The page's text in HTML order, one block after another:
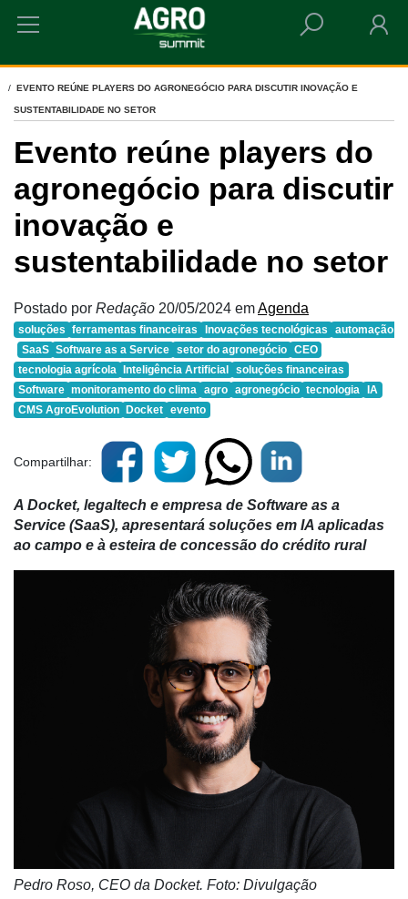
HOME
EVENTO REÚNE PLAYERS DO AGRONEGÓCIO PARA DISCUTIR INOVAÇÃO E
SUSTENTABILIDADE NO SETOR
Evento reúne players do
agronegócio para discutir
inovação e
sustentabilidade no setor
Postado por Redação 20/05/2024 emAgenda
soluções ferramentas financeiras Inovações tecnológicas
automação
SaaS Software as a Service setor do agronegócio CEO
tecnologia agrícola
Inteligência Artificial
soluções financeiras
Software monitoramento do clima agro agronegócio tecnologia
IA
CMS AgroEvolution
Docket evento
Compartilhar:
A Docket, legaltech e empresa de Software as a
Service (SaaS), apresentará soluções em IA aplicadas
ao campo e à esteira de concessão do crédito rural
Pedro Roso, CEO da Docket. Foto: Divulgação